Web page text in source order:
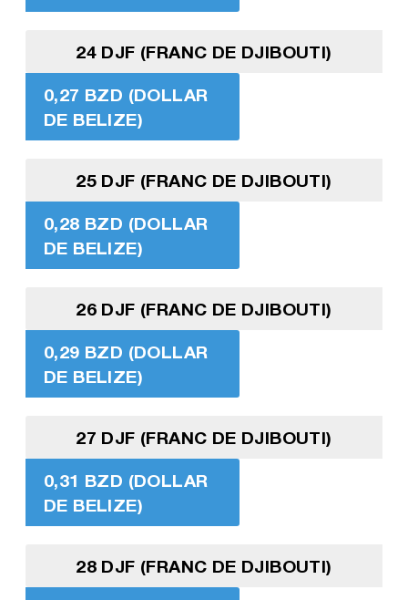
24 DJF (FRANC DE DJIBOUTI)
0,27 BZD (DOLLAR
DE BELIZE)
25 DJF (FRANC DE DJIBOUTI)
0,28 BZD (DOLLAR
DE BELIZE)
26 DJF (FRANC DE DJIBOUTI)
0,29 BZD (DOLLAR
DE BELIZE)
27 DJF (FRANC DE DJIBOUTI)
0,31 BZD (DOLLAR
DE BELIZE)
28 DJF (FRANC DE DJIBOUTI)